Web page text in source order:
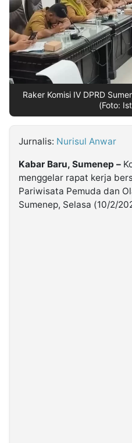
NTB
Time
IDN
Jogja
Rakyat
News
Notice
Baru
Follow
Kabarbaru
Kabarbaru.co
Raker Komisi IV DPRD
(Foto:
Jurnalis: Nurisul Anwar
Kabar Baru, Sumenep –
menggelar rapat kerja
Pariwisata Pemuda dan
Sumenep, Selasa (10/2/